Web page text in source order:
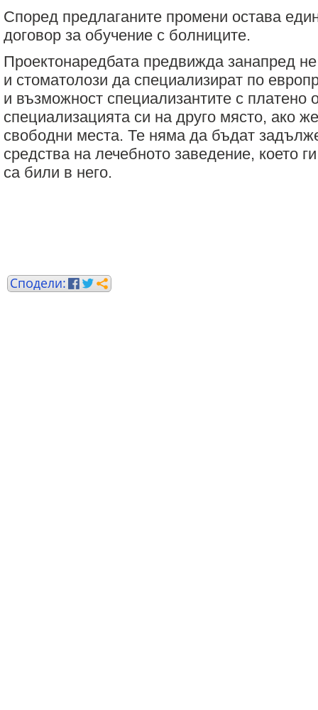
Според предлаганите промени остава
договор за обучение с болниците.
Проектонаредбата предвижда занапред
и стоматолози да специализират по
и възможност специализантите с платено
специализацията си на друго място, ако
свободни места. Те няма да бъдат
средства на лечебното заведение, което
са били в него.